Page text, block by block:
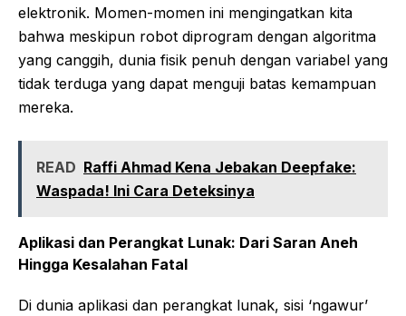
elektronik. Momen-momen ini mengingatkan kita
bahwa meskipun robot diprogram dengan algoritma
yang canggih, dunia fisik penuh dengan variabel yang
tidak terduga yang dapat menguji batas kemampuan
mereka.
READ Raffi Ahmad Kena Jebakan Deepfake:
Waspada! Ini Cara Deteksinya
Aplikasi dan Perangkat Lunak: Dari Saran Aneh
Hingga Kesalahan Fatal
Di dunia aplikasi dan perangkat lunak, sisi ‘ngawur’